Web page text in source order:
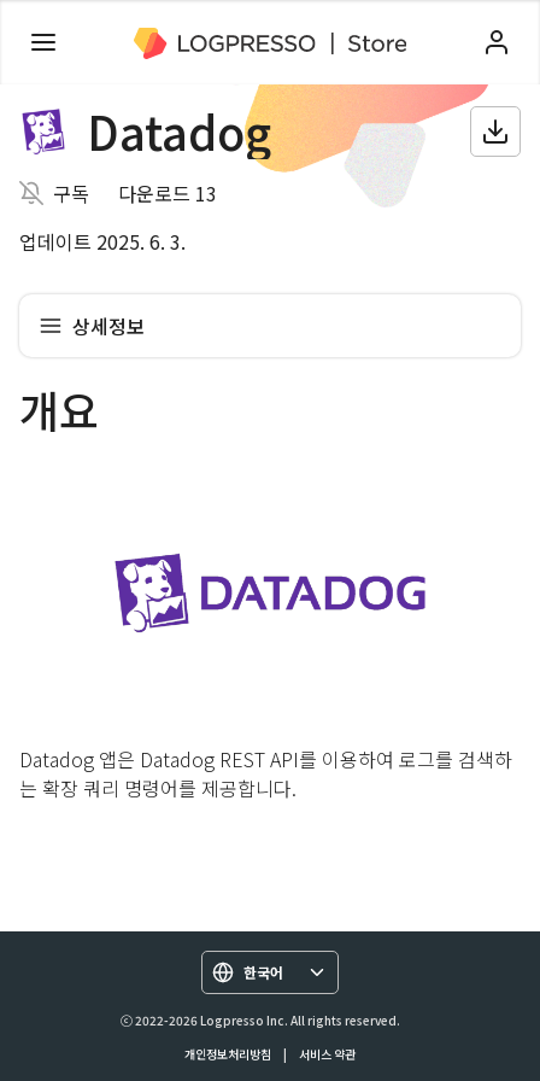
Datadog
구독
다운로드 13
업데이트 2025. 6. 3.
상세정보
개요
Datadog 앱은 Datadog REST API를 이용하여 로그를 검색하
는 확장 쿼리 명령어를 제공합니다.
한국어
ⓒ 2022-2026 Logpresso Inc. All rights reserved.
개인정보처리방침
| 서비스 약관